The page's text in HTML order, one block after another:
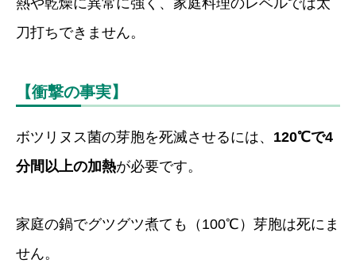
熱や乾燥に異常に強く、家庭料理のレベルでは太
刀打ちできません。
【衝撃の事実】
ボツリヌス菌の芽胞を死滅させるには、 120℃で4
分間以上の加熱が必要です。
家庭の鍋でグツグツ煮ても（100℃）芽胞は死にま
せん。